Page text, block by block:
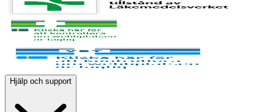
Hjälp och support